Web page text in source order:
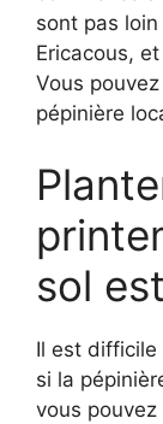
sont pas
Ericacous,
Vous
pépinière
sol
Il est difficile
si la
vous